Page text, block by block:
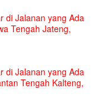
di Jalanan yang Ada
Tengah Jateng,
di Jalanan yang Ada
Tengah Kalteng,